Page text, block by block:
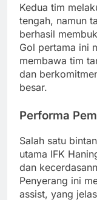
Kedua tim
tengah, namun
berhasil
Gol pertama ini
membawa tim
dan
besar.
Performa
Salah satu
utama IFK
dan
Penyerang ini
assist, yang